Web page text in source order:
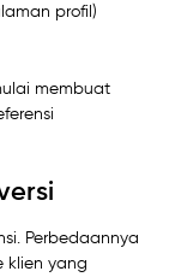
profil)
membuat
Perbedaannya
klien yang